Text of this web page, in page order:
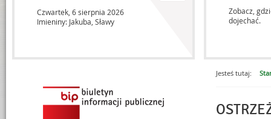
Czwartek, 6sierpnia 2026
Imieniny: Jakuba, Sławy
Zobacz,
dojechać.
Menu dodatkowe
Jesteś tutaj: